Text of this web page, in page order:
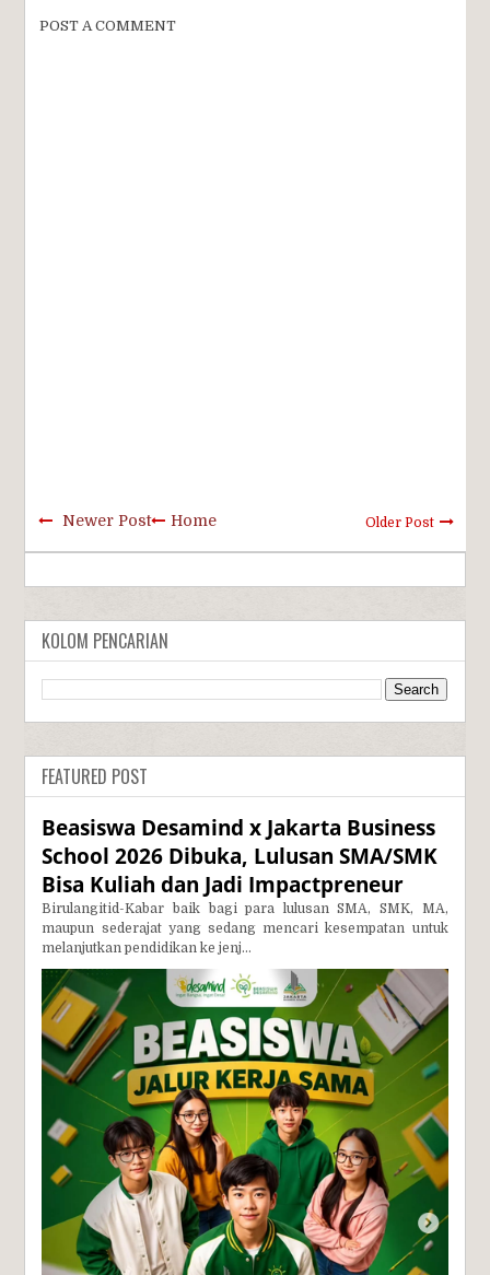
POST A COMMENT
Newer Post Older Post
Home
KOLOM PENCARIAN
FEATURED POST
Beasiswa Desamind x Jakarta Business
School 2026 Dibuka, Lulusan SMA/SMK
Bisa Kuliah dan Jadi Impactpreneur
Birulangitid-Kabar baik bagi para lulusan SMA, SMK, MA,
maupun sederajat yang sedang mencari kesempatan untuk
melanjutkan pendidikan ke jenj...